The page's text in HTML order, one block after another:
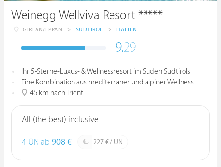
Weinegg Wellviva Resort *****
GIRLAN/EPPAN > SÜDTIROL > ITALIEN
9.29
Ihr 5-Sterne-Luxus- & Wellnessresort im Süden Südtirols
Eine Kombination aus mediterraner und alpiner Wellness
45 km nach Trient
All (the best) inclusive
4 ÜN ab 908 € 227 € / ÜN